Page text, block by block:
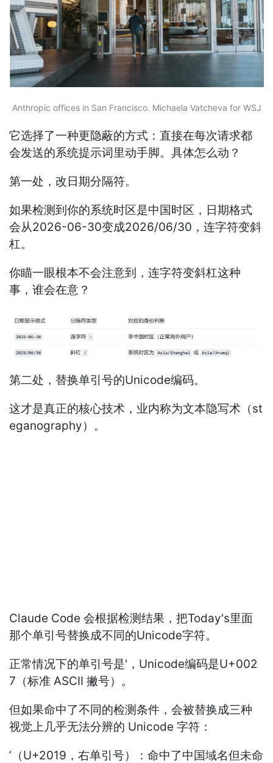
Anthropic offices in San Francisco. Michaela Vatcheva for WSJ
它选择了一种更隐蔽的方式：直接在每次请求都
会发送的系统提示词里动手脚。具体怎么动？
第一处，改日期分隔符。
如果检测到你的系统时区是中国时区，日期格式
会从2026-06-30变成2026/06/30，连字符变斜
杠。
你瞄一眼根本不会注意到，连字符变斜杠这种
事，谁会在意？
第二处，替换单引号的Unicode编码。
这才是真正的核心技术，业内称为文本隐写术（st
eganography）。
Claude Code 会根据检测结果，把Today's里面
那个单引号替换成不同的Unicode字符。
正常情况下的单引号是'，Unicode编码是U+002
7（标准 ASCII 撇号）。
但如果命中了不同的检测条件，会被替换成三种
视觉上几乎无法分辨的 Unicode 字符：
’（U+2019，右单引号）：命中了中国域名但未命